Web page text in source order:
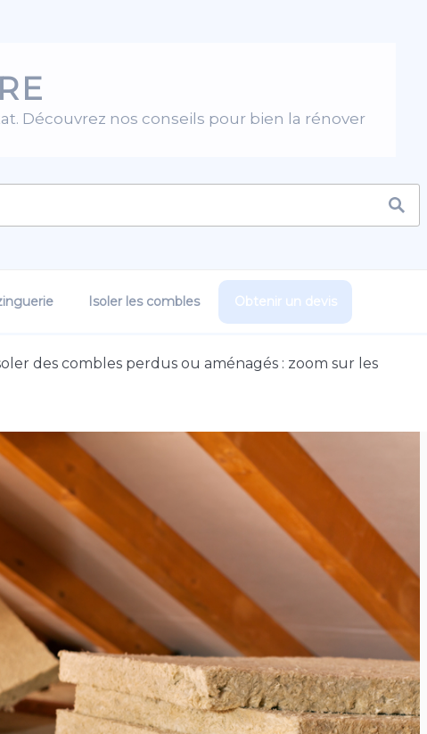
Découvrez nos conseils pour bien la rénover
Isoler les combles Obtenir un devis
des combles perdus ou aménagés : zoom sur les